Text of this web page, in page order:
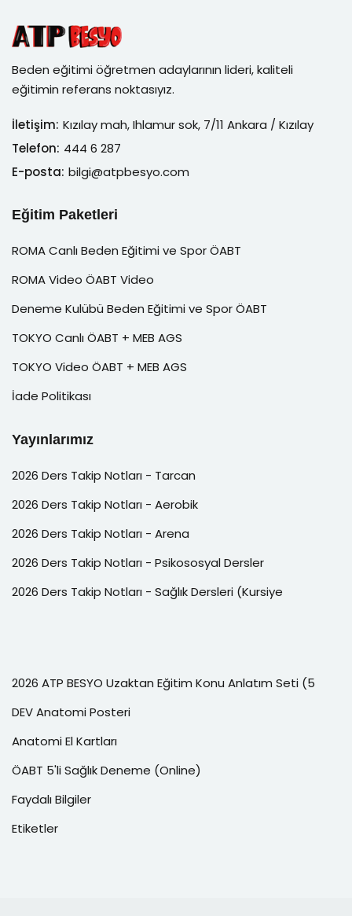
Beden eğitimi öğretmen adaylarının lideri, kaliteli
eğitimin referans noktasıyız.
İletişim: Kızılay mah, Ihlamur sok, 7/11 Ankara / Kızılay
Telefon: 444 6 287
E-posta: bilgi@atpbesyo.com
Eğitim Paketleri
ROMA Canlı Beden Eğitimi ve Spor ÖABT
ROMA Video ÖABT Video
Deneme Kulübü Beden Eğitimi ve Spor ÖABT
TOKYO Canlı ÖABT + MEB AGS
TOKYO Video ÖABT + MEB AGS
İade Politikası
Yayınlarımız
2026 Ders Takip Notları - Tarcan
2026 Ders Takip Notları - Aerobik
2026 Ders Takip Notları - Arena
2026 Ders Takip Notları - Psikososyal Dersler
2026 Ders Takip Notları - Sağlık Dersleri (Kursiye
2026 ATP BESYO Uzaktan Eğitim Konu Anlatım Seti (5
DEV Anatomi Posteri
Anatomi El Kartları
ÖABT 5'li Sağlık Deneme (Online)
Faydalı Bilgiler
Etiketler